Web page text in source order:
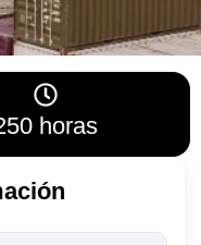
horas